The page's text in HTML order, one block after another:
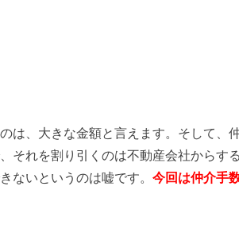
は、大きな金額と言えます。そして、
それを割り引くのは不動産会社からす
ないというのは嘘です。 今回は仲介手